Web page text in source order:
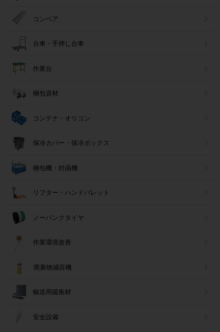
コンベア
台車・手押し台車
作業台
梱包資材
コンテナ・オリコン
保冷カバー・保冷ボックス
梱包機・封函機
リフター・ハンドパレット
ノーパンクタイヤ
作業環境改善
廃棄物減容機
輸送用緩衝材
安全設備